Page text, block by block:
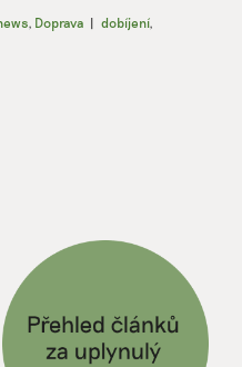
, Doprava | dobíjení,